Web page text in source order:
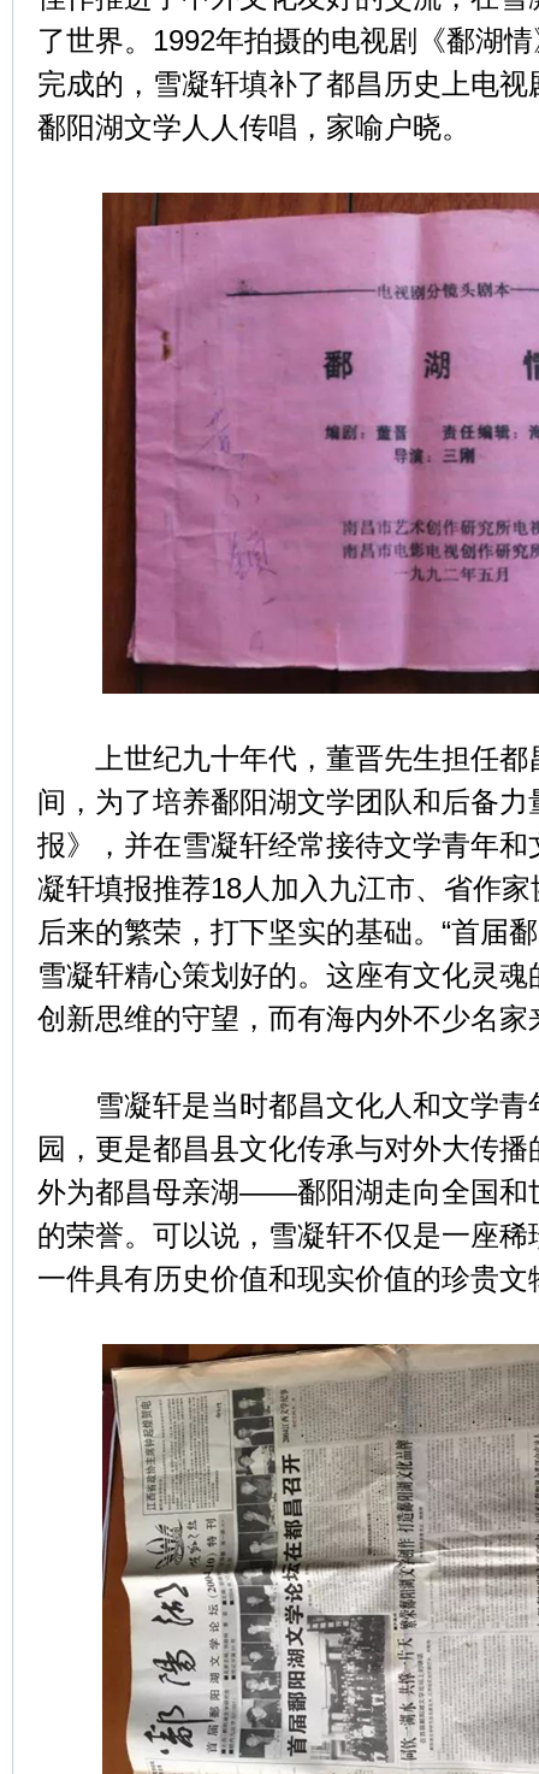
了世界。1992年拍摄的电视剧《鄱湖
完成的，雪凝轩填补了都昌历史上电
鄱阳湖文学人人传唱，家喻户晓。
上世纪九十年代，董晋先生担任都
间，为了培养鄱阳湖文学团队和后备
报》，并在雪凝轩经常接待文学青年
凝轩填报推荐18人加入九江市、省作
后来的繁荣，打下坚实的基础。“首届
雪凝轩精心策划好的。这座有文化灵
创新思维的守望，而有海内外不少名
雪凝轩是当时都昌文化人和文学青
园，更是都昌县文化传承与对外大传
外为都昌母亲湖——鄱阳湖走向全国和
的荣誉。可以说，雪凝轩不仅是一座
一件具有历史价值和现实价值的珍贵文